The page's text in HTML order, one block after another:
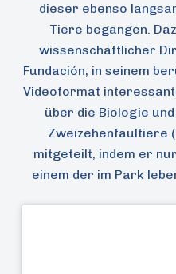
dieser ebenso
Tiere begangen.
wissenschaftlicher
Fundación, in seinem
Videoformat
über die Biologie
Zweizehenfaultiere (
mitgeteilt, indem er
einem der im Park